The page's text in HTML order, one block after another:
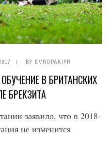
BY EVROPAKIPR
В БРИТАНСКИХ
БРЕКЗИТА
заявило, что в 2018-
не изменится